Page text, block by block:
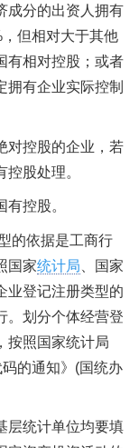
成分的出资人拥有
但相对大于其他
有相对控股；或者
拥有企业实际控制
对控股的企业，若
股处理。
控股。
的依据是工商行
国家统计局 、国家
业登记注册类型的
。划分个体经营登
按照国家统计局
码的通知》(国统办
层统计单位均要填